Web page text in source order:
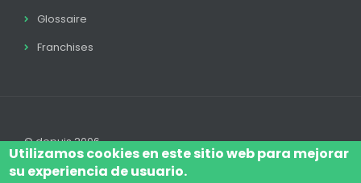
Glossaire
Franchises
© depuis 2006
Utilizamos cookies en este sitio web para mejorar
su experiencia de usuario.